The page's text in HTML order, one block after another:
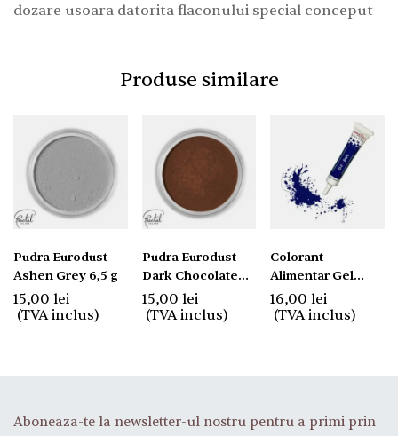
dozare usoara datorita flaconului special conceput
Produse similare
Pudra Eurodust
Ashen Grey 6,5 g
15,00 lei
(TVA inclus)
Pudra Eurodust
Dark Chocolate
1,5 g
15,00 lei
(TVA inclus)
Colorant
Alimentar Gel
Albastru 20g
Saracino
16,00lei
(TVA inclus)
Aboneaza-te la newsletter-ul nostru pentru a primi prin